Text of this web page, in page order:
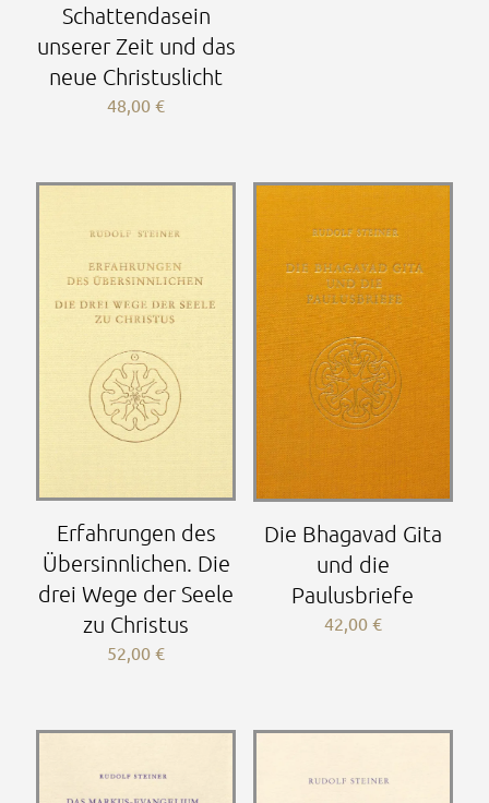
Schattendasein
unserer Zeit und das
neue Christuslicht
48,00€
Erfahrungen des
Übersinnlichen. Die
drei Wege der Seele
zu Christus
52,00€
Die Bhagavad Gita
und die
Paulusbriefe
42,00 €